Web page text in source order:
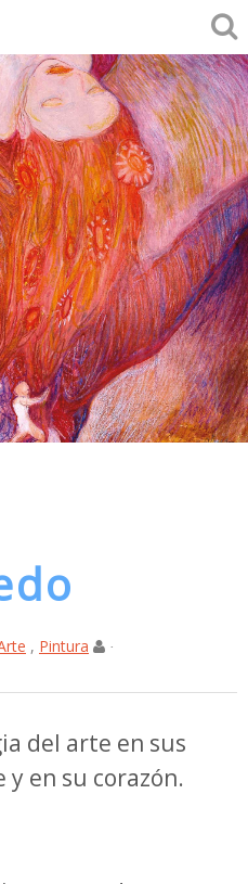
, Pintura ·
del arte en sus
en su corazón.